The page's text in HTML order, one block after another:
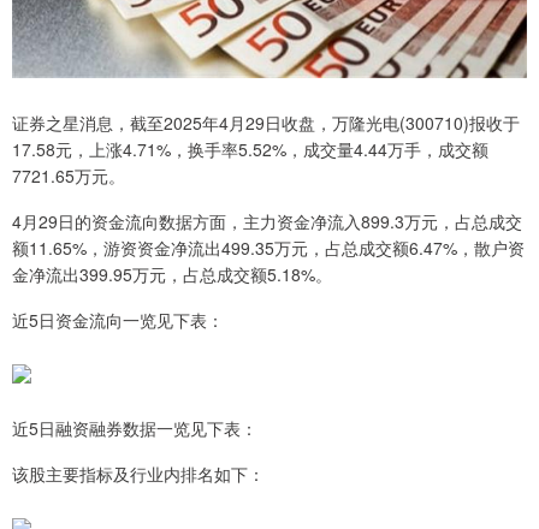
证券之星消息，截至2025年4月29日收盘，万隆光电(300710)报收于
17.58元，上涨4.71%，换手率5.52%，成交量4.44万手，成交额
7721.65万元。
4月29日的资金流向数据方面，主力资金净流入899.3万元，占总成交
额11.65%，游资资金净流出499.35万元，占总成交额6.47%，散户资
金净流出399.95万元，占总成交额5.18%。
近5日资金流向一览见下表：
近5日融资融券数据一览见下表：
该股主要指标及行业内排名如下：